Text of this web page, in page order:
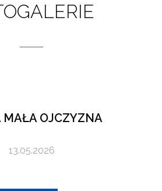
MAŁA OJCZYZNA
13.05.2026